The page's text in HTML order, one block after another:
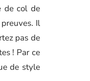
de col de
Il
pas de
! Par ce
de style